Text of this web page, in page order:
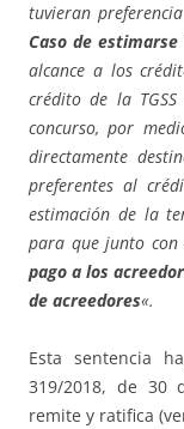
tuvieran
Caso de
alcance a los
crédito de la
concurso, por
directamente
preferentes al
estimación de la
para que junto
pago a los
de acreedores«.
Esta sentencia
319/2018, de 30
remite y ratifica